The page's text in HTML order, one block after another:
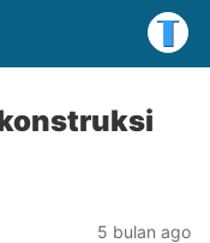
5 bulan ago